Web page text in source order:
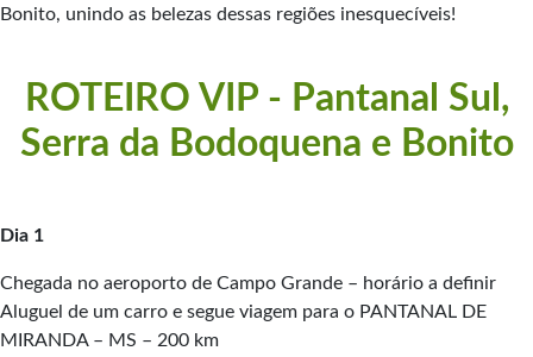
Bonito, unindo as belezas dessas regiões inesquecíveis!
ROTEIRO VIP - Pantanal Sul,
Serra da Bodoquena e Bonito
Dia 1
Chegada no aeroporto de Campo Grande – horário a definir
Aluguel de um carro e segue viagem para o PANTANAL DE
MIRANDA – MS – 200 km